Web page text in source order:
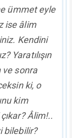
ümmet eyle
ise âlim
Kendini
Yaratılışın
ve sonra
ki, o
kim
Âlim!..
bilebilir?